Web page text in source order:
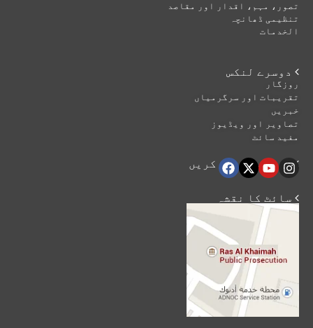
تصور، مہم، اقدار اور مقاصد
تنظیمی ڈھانچہ
الخدمات
 دوسرے لنکس
روزگار
تقریبات اور سرگرمیاں
خبریں
تصاویر اور ویڈیوز
مفید سائٹ
 ہماری اتباع کریں
 سائٹ کا نقشہ